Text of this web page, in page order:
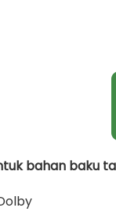
bahan baku